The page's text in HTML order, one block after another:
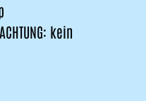
kein